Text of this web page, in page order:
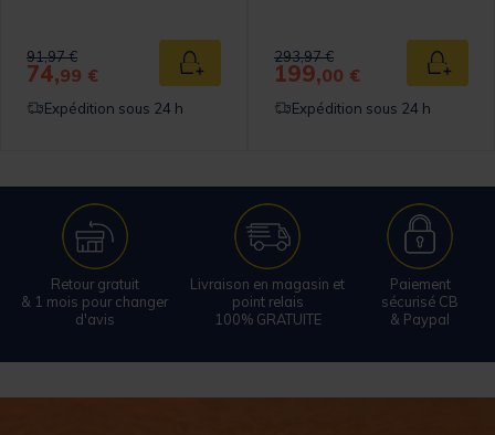
panier
Price reduced from
91,97 €to
74,99 € Ajouter au panier
Expédition sous 24 h
Price reduced from
293,97 €to
199,00 €
Expédition sous 24 h
Retour gratuit
& 1 mois pour changer
d'avis
Livraison en magasin et
point relais
100% GRATUITE
Paiement
sécurisé CB
& Paypal